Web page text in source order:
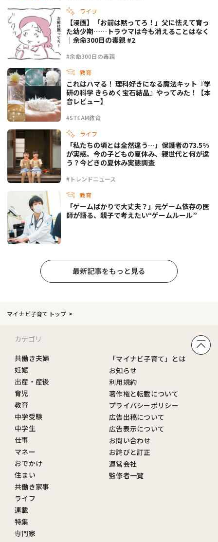
ライフ
#余命300日の毒親
【漫画】「お前は黙ってろ！」父に怯えて育っ
た幼少期……トラウマは今も消えることはなく
｜余命300日の毒親 #2
教育
#STEAM教育
これはハマる！ 理科好きになる魔法キット『学
研の科学 きらめく宝石結晶』やってみた！【本
音レビュー】
ライフ
#トレンドニュース
「私たちの頃とは全然違う…」保護者の73.5%
が実感。今の子どもの夏休み、親世代と何が違
う？今どきの夏休み実態調査
教育
「ゲームばかりで大丈夫？」元ゲーム依存の医
師が語る、親子で考えたい“ゲームルール”
最新記事をもっと見る
マイナビ子育てトップ
カテゴリ
共働き夫婦
妊娠
出産・産後
育児
教育
中学受験
中学生
仕事
マネー
おでかけ
住まい
共働き家事
ライフ
連載
特集
専門家
「マイナビ子育て」とは
お知らせ
利用規約
著作権と転載について
プライバシーポリシー
広告出稿について
広告表示について
お問い合わせ
お詫びと訂正
運営会社
監修者一覧